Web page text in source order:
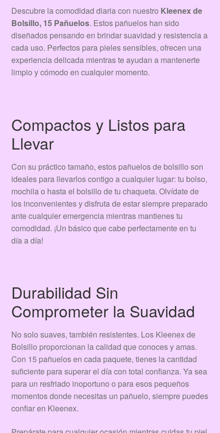
Descubre la comodidad diaria con nuestro Kleenex de
Bolsillo, 15 Pañuelos. Estos pañuelos han sido
diseñados pensando en brindar suavidad y resistencia a
cada uso. Perfectos para pieles sensibles, ofrecen una
experiencia delicada mientras te ayudan a mantenerte
limpio y cómodo en cualquier momento.
Compactos y Listos para
Llevar
Con su práctico tamaño, estos pañuelos de bolsillo son
ideales para llevarlos contigo a cualquier lugar: tu bolso,
mochila o hasta el bolsillo de tu chaqueta. Olvídate de
los inconvenientes y disfruta de estar siempre preparado
ante cualquier emergencia mientras mantienes tu
comodidad. ¡Un básico que cabe perfectamente en tu
día a día!
Durabilidad Sin
Comprometer la Suavidad
No solo suaves, también resistentes. Los Kleenex de
Bolsillo proporcionan la calidad que conoces y amas.
Con 15 pañuelos en cada paquete, tienes la cantidad
suficiente para superar el día con total confianza. Ya sea
para un resfriado inoportuno o para esos pequeños
momentos donde necesitas un pañuelo, siempre puedes
confiar en Kleenex.